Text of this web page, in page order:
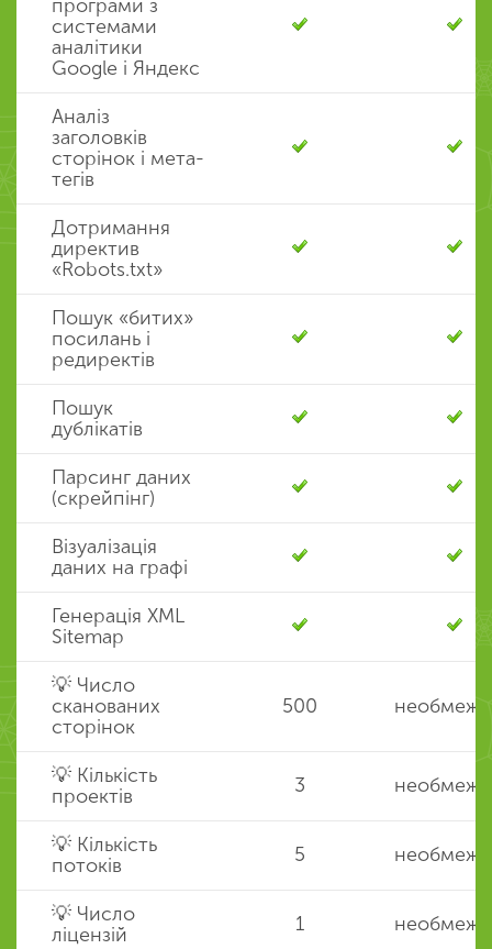
програми з
системами
аналітики
Google і Яндекс
Аналіз
заголовків
сторінок і мета-
тегів
Дотримання
директив
«Robots.txt»
Пошук «битих»
посилань і
редиректів
Пошук
дублікатів
Парсинг даних
(скрейпінг)
Візуалізація
даних на графі
Генерація XML
Sitemap
💡 Число
сканованих
сторінок
500
💡 Кількість
проектів
3
💡 Кількість
потоків
5
💡 Число
ліцензій
1